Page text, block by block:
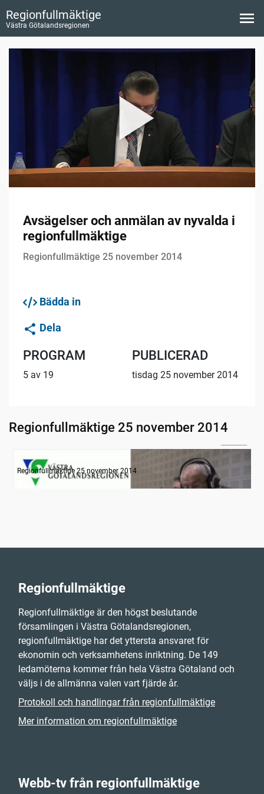
Regionfullmäktige
Västra Götalandsregionen
Avsägelser och anmälan av nyvalda i
regionfullmäktige
Regionfullmäktige 25 november 2014
Bädda in
Dela
PROGRAM
5 av 19
PUBLICERAD
tisdag 25 november 2014
Regionfullmäktige 25 november 2014
Radion informerar
Regionfullmäktige 25 november 2014
Regionfullmäktige
Regionfullmäktige är den högst beslutande
församlingen i Västra Götalandsregionen,
regionfullmäktige har det yttersta ansvaret för
ekonomin och verksamhetens inriktning. De 149
ledamöterna kommer från hela Västra Götaland och
väljs i de allmänna valen vart fjärde år.
Protokoll och handlingar från regionfullmäktige
Mer information om regionfullmäktige
Webb-tv från regionfullmäktige